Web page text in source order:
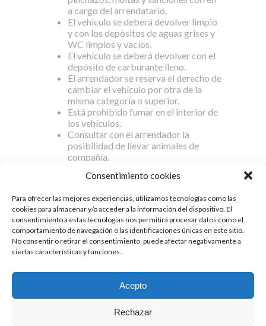
Consentimiento cookies
Para ofrecer las mejores experiencias, utilizamos tecnologías como las
cookies para almacenar y/o acceder a la información del dispositivo. El
consentimiento a estas tecnologías nos permitirá procesar datos como el
comportamiento de navegación o las identificaciones únicas en este sitio.
No consentir o retirar el consentimiento, puede afectar negativamente a
ciertas características y funciones.
Acepto
Rechazar
a cargo del arrendatario.
El vehículo se deberá devolver limpio
y con los depósitos de aguas grises y
WC limpios y vacíos.
El vehículo se deberá devolver con el
depósito de carburante lleno.
El arrendador se reserva el derecho de
cambiar el vehículo por otra de la
misma categoría o superior.
Está prohibido fumar en el interior de
los vehículos.
Consultar con el arrendador la
posibilidad de llevar animales de
compañía.
se realizará en horario laboral:
Lunes a viernes de 10h a 13h y de 16h a 19h y
Sábados de 10h a 13h.
YOUTUBE